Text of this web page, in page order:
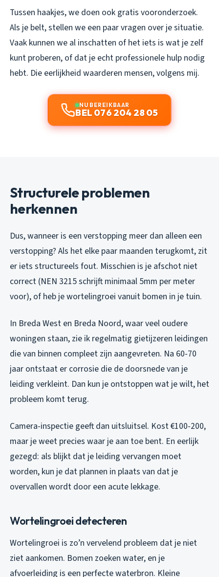
Tussen haakjes, we doen ook gratis vooronderzoek.
Als je belt, stellen we een paar vragen over je situatie.
Vaak kunnen we al inschatten of het iets is wat je zelf
kunt proberen, of dat je echt professionele hulp nodig
hebt. Die eerlijkheid waarderen mensen, volgens mij.
NU BEREIKBAAR
BEL 076 204 28 05
Structurele problemen
herkennen
Dus, wanneer is een verstopping meer dan alleen een
verstopping? Als het elke paar maanden terugkomt, zit
er iets structureels fout. Misschien is je afschot niet
correct (NEN 3215 schrijft minimaal 5mm per meter
voor), of heb je wortelingroei vanuit bomen in je tuin.
In Breda West en Breda Noord, waar veel oudere
woningen staan, zie ik regelmatig gietijzeren leidingen
die van binnen compleet zijn aangevreten. Na 60-70
jaar ontstaat er corrosie die de doorsnede van je
leiding verkleint. Dan kun je ontstoppen wat je wilt, het
probleem komt terug.
Camera-inspectie geeft dan uitsluitsel. Kost €100-200,
maar je weet precies waar je aan toe bent. En eerlijk
gezegd: als blijkt dat je leiding vervangen moet
worden, kun je dat plannen in plaats van dat je
overvallen wordt door een acute lekkage.
Wortelingroei detecteren
Wortelingroei is zo’n vervelend probleem dat je niet
ziet aankomen. Bomen zoeken water, en je
afvoerleiding is een perfecte waterbron. Kleine